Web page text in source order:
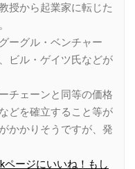
授から起業家に転じた
ーグル・ベンチャー
ビル・ゲイツ氏などが
チェーンと同等の価格
どを確立すること等が
かかりそうですが、発
ページにいいね！もし